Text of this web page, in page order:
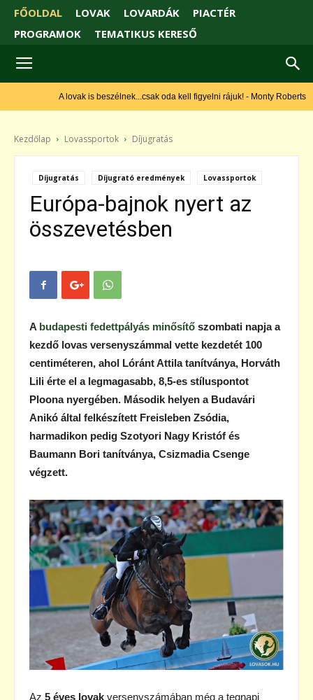
FŐOLDAL LOVAK LOVARDÁK
PIACTÉR
PROGRAMOK
TEMATIKUS KERESŐ
A lovak is beszélnek...csak oda kell figyelni rájuk! - Monty Roberts
Kezdőlap Lovassportok Díjugratás
Díjugratás Díjugrató eredmények Lovassportok
Európa-bajnok nyert az
összevetésben
A budapesti fedettpályás minősítő szombati napja a
kezdő lovas versenyszámmal vette kezdetét 100
centiméteren, ahol Lóránt Attila tanítványa, Horváth
Lili érte el a legmagasabb, 8,5-es stíluspontot
Ploona nyergében. Második helyen a Budavári
Anikó által felkészített Freisleben Zsódia,
harmadikon pedig Szotyori Nagy Kristóf és
Baumann Bori tanítványa, Csizmadia Csenge
végzett.
Az 5 éves lovak versenyszámában még a tegnapi